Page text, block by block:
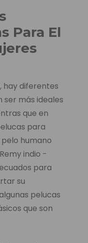
Para El
hay diferentes
ser más ideales
que en
para
humano
indio -
para
su
pelucas
que son